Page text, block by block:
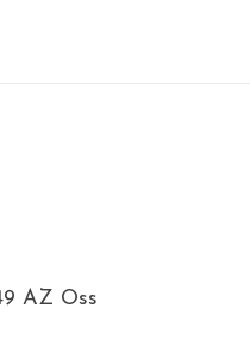
een arm land als de
om te vergelijken
AZ Oss